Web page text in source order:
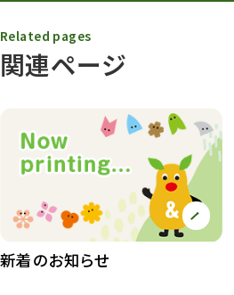
動物園
動物園その他
植物園
植物たち
植物園長の庭
関連ページ
Related pages
新着のお知らせ